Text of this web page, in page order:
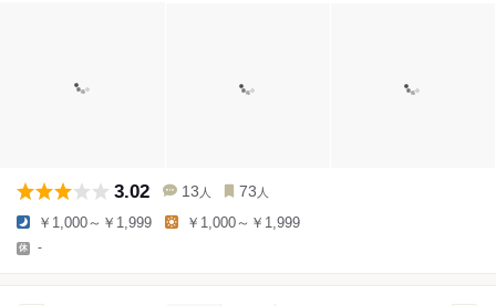
3.02 13 人 73 人
￥1,000～￥1,999 ￥1,000～￥1,999
-